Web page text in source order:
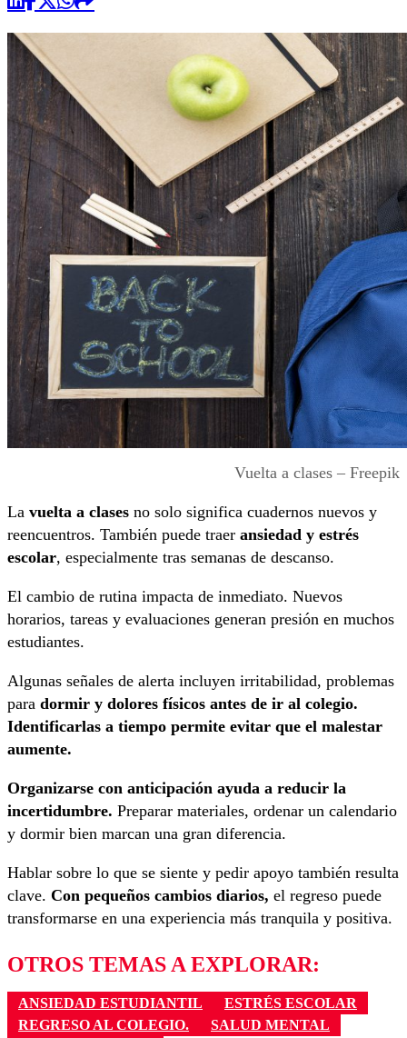
Vuelta a clases – Freepik
La vuelta a clases no solo significa cuadernos nuevos y
reencuentros. También puede traer ansiedad y estrés
escolar, especialmente tras semanas de descanso.
El cambio de rutina impacta de inmediato. Nuevos
horarios, tareas y evaluaciones generan presión en muchos
estudiantes.
Algunas señales de alerta incluyen irritabilidad, problemas
para dormir y dolores físicos antes de ir al colegio.
Identificarlas a tiempo permite evitar que el malestar
aumente.
Organizarse con anticipación ayuda a reducir la
incertidumbre. Preparar materiales, ordenar un calendario
y dormir bien marcan una gran diferencia.
Hablar sobre lo que se siente y pedir apoyo también resulta
clave. Con pequeños cambios diarios, el regreso puede
transformarse en una experiencia más tranquila y positiva.
OTROS TEMAS A EXPLORAR:
ANSIEDAD ESTUDIANTIL
ESTRÉS ESCOLAR
REGRESO AL COLEGIO.
SALUD MENTAL